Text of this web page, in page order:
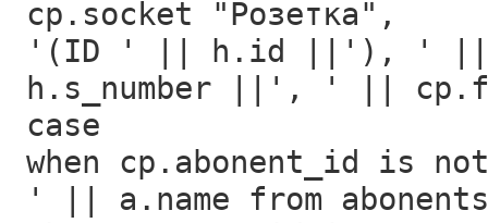
cp.socket "Розетка",
'(ID ' || h.id ||'), '
h.s_number ||', ' ||
case
when cp.abonent_id is
' || a.name from